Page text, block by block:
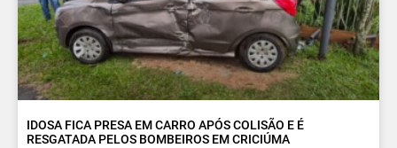
IDOSA FICA PRESA EM CARRO APÓS COLISÃO E É
RESGATADA PELOS BOMBEIROS EM CRICIÚMA